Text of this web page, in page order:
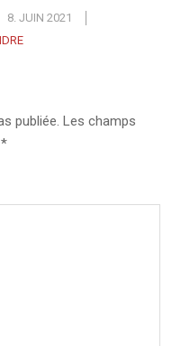
8. JUIN 2021
publiée. Les champs
*